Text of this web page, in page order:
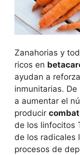
Zanahorias y
ricos en
ayudan a
inmunitarias.
a aumentar el
producir
de los linfocitos
de los radicales
procesos de